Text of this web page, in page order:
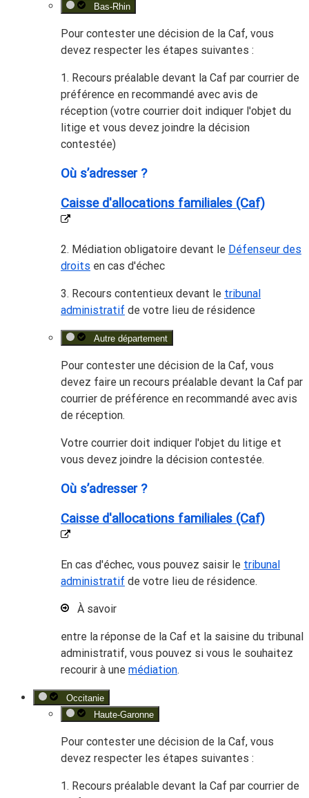
Bas-Rhin
Pour contester une décision de la Caf, vous
devez respecter les étapes suivantes :
1. Recours préalable devant la Caf par courrier de
préférence en recommandé avec avis de
réception (votre courrier doit indiquer l'objet du
litige et vous devez joindre la décision
contestée)
Où s’adresser ?
Caisse d'allocations familiales (Caf)
2. Médiation obligatoire devant le Défenseur des
droits en cas d'échec
3. Recours contentieux devant le tribunal
administratif de votre lieu de résidence
Autre département
Pour contester une décision de la Caf, vous
devez faire un recours préalable devant la Caf par
courrier de préférence en recommandé avec avis
de réception.
Votre courrier doit indiquer l'objet du litige et
vous devez joindre la décision contestée.
Où s’adresser ?
Caisse d'allocations familiales (Caf)
En cas d'échec, vous pouvez saisir le tribunal
administratif de votre lieu de résidence.
À savoir
entre la réponse de la Caf et la saisine du tribunal
administratif, vous pouvez si vous le souhaitez
recourir à une médiation.
Occitanie
Haute-Garonne
Pour contester une décision de la Caf, vous
devez respecter les étapes suivantes :
1. Recours préalable devant la Caf par courrier de